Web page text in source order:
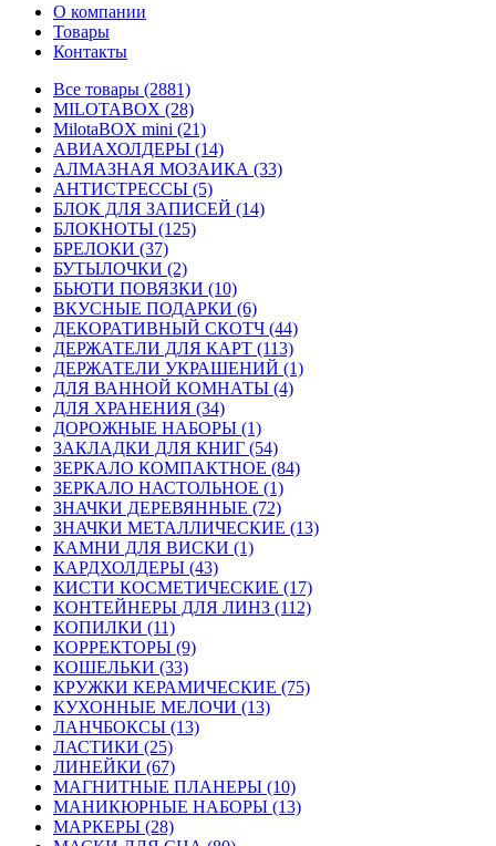
О компании
Товары
Контакты
Все товары (2881)
MILOTABOX (28)
MilotaBOX mini (21)
АВИАХОЛДЕРЫ (14)
АЛМАЗНАЯ МОЗАИКА (33)
АНТИСТРЕССЫ (5)
БЛОК ДЛЯ ЗАПИСЕЙ (14)
БЛОКНОТЫ (125)
БРЕЛОКИ (37)
БУТЫЛОЧКИ (2)
БЬЮТИ ПОВЯЗКИ (10)
ВКУСНЫЕ ПОДАРКИ (6)
ДЕКОРАТИВНЫЙ СКОТЧ (44)
ДЕРЖАТЕЛИ ДЛЯ КАРТ (113)
ДЕРЖАТЕЛИ УКРАШЕНИЙ (1)
ДЛЯ ВАННОЙ КОМНАТЫ (4)
ДЛЯ ХРАНЕНИЯ (34)
ДОРОЖНЫЕ НАБОРЫ (1)
ЗАКЛАДКИ ДЛЯ КНИГ (54)
ЗЕРКАЛО КОМПАКТНОЕ (84)
ЗЕРКАЛО НАСТОЛЬНОЕ (1)
ЗНАЧКИ ДЕРЕВЯННЫЕ (72)
ЗНАЧКИ МЕТАЛЛИЧЕСКИЕ (13)
КАМНИ ДЛЯ ВИСКИ (1)
КАРДХОЛДЕРЫ (43)
КИСТИ КОСМЕТИЧЕСКИЕ (17)
КОНТЕЙНЕРЫ ДЛЯ ЛИНЗ (112)
КОПИЛКИ (11)
КОРРЕКТОРЫ (9)
КОШЕЛЬКИ (33)
КРУЖКИ КЕРАМИЧЕСКИЕ (75)
КУХОННЫЕ МЕЛОЧИ (13)
ЛАНЧБОКСЫ (13)
ЛАСТИКИ (25)
ЛИНЕЙКИ (67)
МАГНИТНЫЕ ПЛАНЕРЫ (10)
МАНИКЮРНЫЕ НАБОРЫ (13)
МАРКЕРЫ (28)